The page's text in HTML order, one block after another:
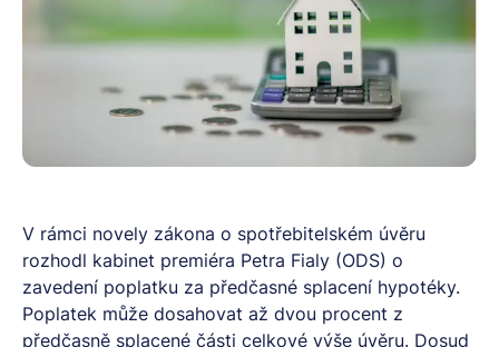
V rámci novely zákona o spotřebitelském úvěru
rozhodl kabinet premiéra Petra Fialy (ODS) o
zavedení poplatku za předčasné splacení hypotéky.
Poplatek může dosahovat až dvou procent z
předčasně splacené části celkové výše úvěru. Dosud